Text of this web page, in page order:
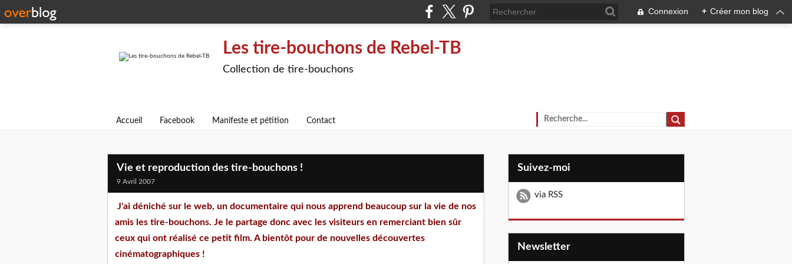
Connexion + Créer mon blog
Les tire-bouchons de Rebel-TB
Collection de tire-bouchons
Accueil Facebook Manifeste et pétition Contact
Vie et reproduction des tire-bouchons !
9 Avril 2007
J'ai déniché sur le web, un documentaire qui nous apprend beaucoup sur la vie de nos
amis les tire-bouchons. Je le partage donc avec les visiteurs en remerciant bien sûr
ceux qui ont réalisé ce petit film. A bientôt pour de nouvelles découvertes
cinématographiques !
Suivez-moi
via RSS
Newsletter